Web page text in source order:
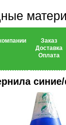
Заказ
Доставка
Оплата